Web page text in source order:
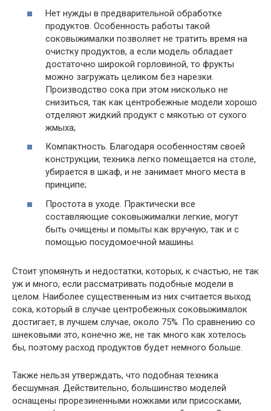
Нет нужды в предварительной обработке
продуктов. Особенность работы такой
соковыжималки позволяет не тратить время на
очистку продуктов, а если модель обладает
достаточно широкой горловиной, то фрукты
можно загружать целиком без нарезки.
Производство сока при этом нисколько не
снизиться, так как центробежные модели хорошо
отделяют жидкий продукт с мякотью от сухого
жмыха;
Компактность. Благодаря особенностям своей
конструкции, техника легко помещается на столе,
убирается в шкаф, и не занимает много места в
принципе;
Простота в уходе. Практически все
составляющие соковыжималки легкие, могут
быть очищены и помыты как вручную, так и с
помощью посудомоечной машины.
Стоит упомянуть и недостатки, которых, к счастью, не так
уж и много, если рассматривать подобные модели в
целом. Наиболее существенным из них считается выход
сока, который в случае центробежных соковыжималок
достигает, в лучшем случае, около 75%. По сравнению со
шнековыми это, конечно же, не так много как хотелось
бы, поэтому расход продуктов будет немного больше.
Также нельзя утверждать, что подобная техника
бесшумная. Действительно, большинство моделей
оснащены прорезиненными ножками или присосками,